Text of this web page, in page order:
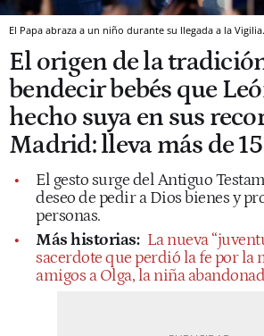
El Papa abraza a un niño durante su llegada a la Vigilia.
El origen de la
bendecir bebés que
hecho suya en sus
Madrid: lleva más de 15
El gesto surge del Antiguo
deseo de pedir a Dios bienes y
personas.
Más historias: La nueva
sacerdote que perdió la fe por la
amigos a Olga, la niña